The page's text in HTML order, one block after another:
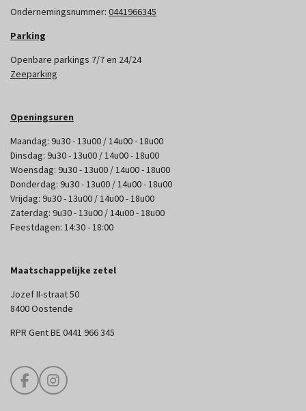
Ondernemingsnummer: 0441966345
Parking
Openbare parkings 7/7 en 24/24
Zeeparking
Openingsuren
Maandag: 9u30 - 13u00 / 14u00 - 18u00
Dinsdag: 9u30 - 13u00 / 14u00 - 18u00
Woensdag: 9u30 - 13u00 / 14u00 - 18u00
Donderdag: 9u30 - 13u00 / 14u00 - 18u00
Vrijdag: 9u30 - 13u00 / 14u00 - 18u00
Zaterdag: 9u30 - 13u00 / 14u00 - 18u00
Feestdagen: 14:30 - 18:00
Maatschappelijke zetel
Jozef II-straat 50
8400 Oostende
RPR Gent BE 0441 966 345
F
a
I
n